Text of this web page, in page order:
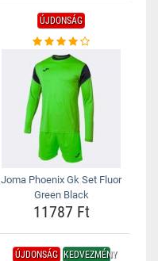
ÚJDONSÁG
Joma Phoenix Gk Set Fluor
Green Black
11787 Ft
ÚJDONSÁG KEDVEZMÉNY